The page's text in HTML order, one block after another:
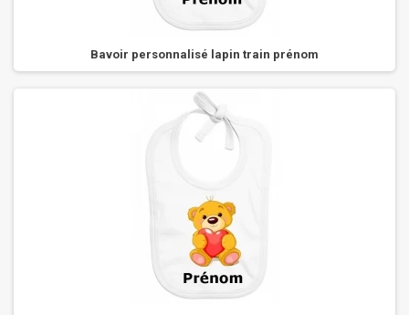
Bavoir personnalisé lapin train prénom